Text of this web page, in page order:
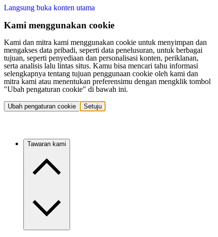
Langsung buka konten utama
Kami menggunakan cookie
Kami dan mitra kami menggunakan cookie untuk menyimpan dan
mengakses data pribadi, seperti data penelusuran, untuk berbagai
tujuan, seperti penyediaan dan personalisasi konten, periklanan,
serta analisis lalu lintas situs. Kamu bisa mencari tahu informasi
selengkapnya tentang tujuan penggunaan cookie oleh kami dan
mitra kami atau menentukan preferensimu dengan mengklik tombol
"Ubah pengaturan cookie" di bawah ini.
Ubah pengaturan cookie Setuju
Tawaran kami